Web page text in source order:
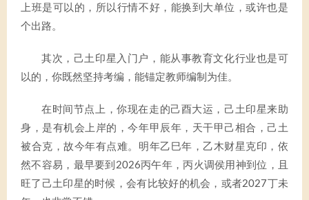
上班是可以的，所以行情不好，能换到大单位，或许也是
个出路。
其次，己土印星入门户，能从事教育文化行业也是可
以的，你既然坚持考编，能锚定教师编制为佳。
在时间节点上，你现在走的己酉大运，己土印星来助
身，是有机会上岸的，今年甲辰年，天干甲己相合，己土
被合克，故今年有点难。明年乙巳年，乙木财星克印，依
然不容易，最早要到2026丙午年，丙火调侯用神到位，且
旺了己土印星的时候，会有比较好的机会，或者2027丁未